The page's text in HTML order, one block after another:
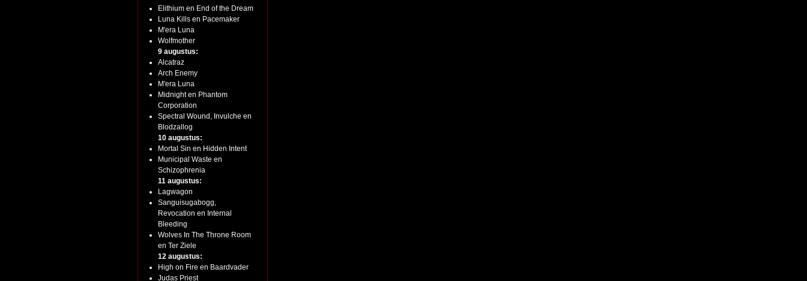
Elithium en End of the Dream
Luna Kills en Pacemaker
M'era Luna
Wolfmother
9 augustus:
Alcatraz
Arch Enemy
M'era Luna
Midnight en Phantom
Corporation
Spectral Wound, Invulche en
Blodzallog
10 augustus:
Mortal Sin en Hidden Intent
Municipal Waste en
Schizophrenia
11 augustus:
Lagwagon
Sanguisugabogg,
Revocation en Internal
Bleeding
Wolves In The Throne Room
en Ter Ziele
12 augustus:
High on Fire en Baardvader
Judas Priest